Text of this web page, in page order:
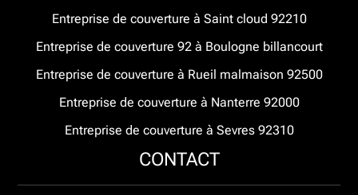
Entreprise de couverture à Saint cloud 92210
Entreprise de couverture 92 à Boulogne billancourt
Entreprise de couverture à Rueil malmaison 92500
Entreprise de couverture à Nanterre 92000
Entreprise de couverture à Sevres 92310
CONTACT